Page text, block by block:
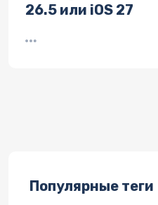
26.5 или iOS 27
Популярные теги